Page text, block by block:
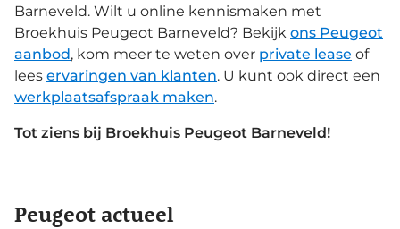
Barneveld. Wilt u online kennismaken met
Broekhuis Peugeot Barneveld? Bekijk ons Peugeot
aanbod, kom meer te weten over private lease of
lees ervaringen van klanten. U kunt ook direct een
werkplaatsafspraak maken.
Tot ziens bij Broekhuis Peugeot Barneveld!
Peugeot actueel